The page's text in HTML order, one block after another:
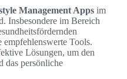
Management Apps im
Insbesondere im Bereich
Tools.
Lösungen, um den
das persönliche